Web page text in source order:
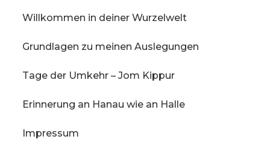
Willkommen in deiner Wurzelwelt
Grundlagen zu meinen Auslegungen
Tage der Umkehr – Jom Kippur
Erinnerung an Hanau wie an Halle
Impressum